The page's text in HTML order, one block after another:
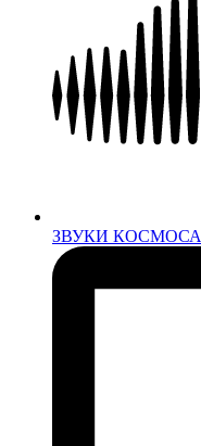
ЗВУКИ КОСМОСА